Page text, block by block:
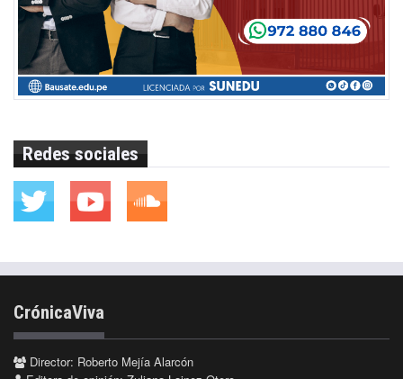
Redes sociales
CrónicaViva
Director: Roberto Mejía Alarcón